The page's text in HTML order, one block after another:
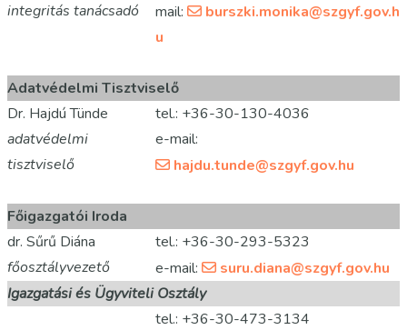
integritás tanácsadó
mail:
burszki.monika@szgyf.gov.h
u
Adatvédelmi Tisztviselő
Dr. Hajdú Tünde
adatvédelmi
tisztviselő
tel.: +36-30-130-4036
e-mail:
hajdu.tunde@szgyf.gov.hu
Főigazgatói Iroda
dr. Sűrű Diána
főosztályvezető
tel.: +36-30-293-5323
e-mail:
suru.diana@szgyf.gov.hu
Igazgatási és Ügyviteli Osztály
tel.: +36-30-473-3134